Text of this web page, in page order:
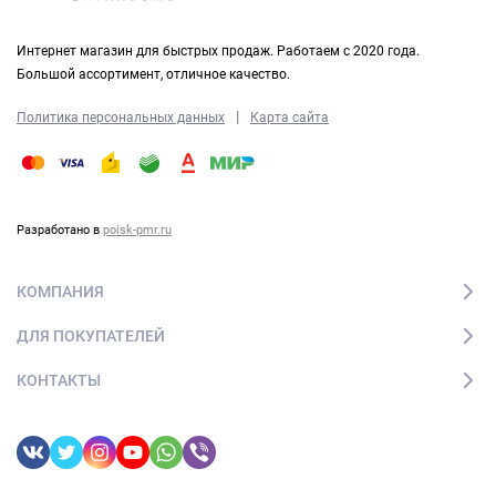
Интернет магазин для быстрых продаж. Работаем с 2020 года.
Большой ассортимент, отличное качество.
Политика персональных данных | Карта сайта
Разработано в poisk-pmr.ru
КОМПАНИЯ
ДЛЯ ПОКУПАТЕЛЕЙ
КОНТАКТЫ